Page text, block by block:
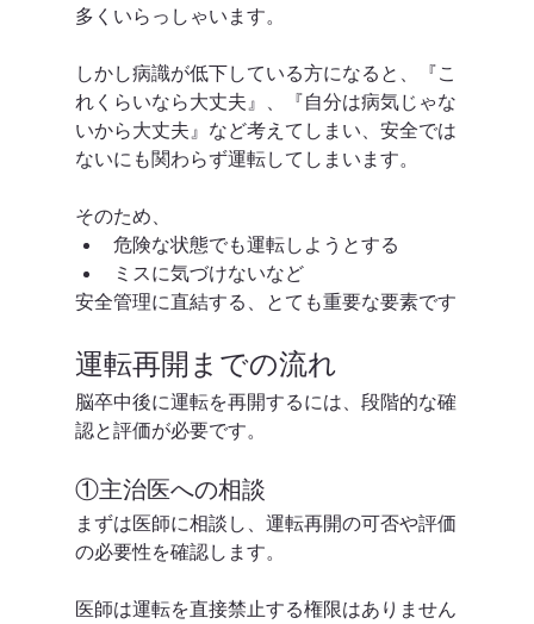
多くいらっしゃいます。
しかし病識が低下している方になると、『こ
れくらいなら大丈夫』、『自分は病気じゃな
いから大丈夫』など考えてしまい、安全では
ないにも関わらず運転してしまいます。
そのため、
危険な状態でも運転しようとする
ミスに気づけないなど
安全管理に直結する、とても重要な要素です
運転再開までの流れ
脳卒中後に運転を再開するには、段階的な確
認と評価が必要です。
①主治医への相談
まずは医師に相談し、運転再開の可否や評価
の必要性を確認します。
医師は運転を直接禁止する権限はありません